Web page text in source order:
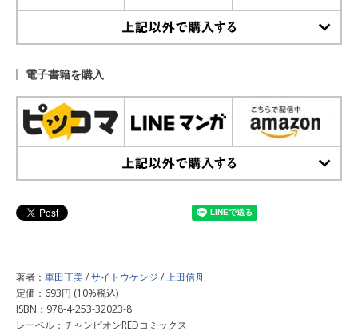
電子書籍を購入
著者： 車田正美/サイトウケンジ /上田信舟
定価：693円 (10%税込)
ISBN：978-4-253-32023-8
レーベル：チャンピオンREDコミックス